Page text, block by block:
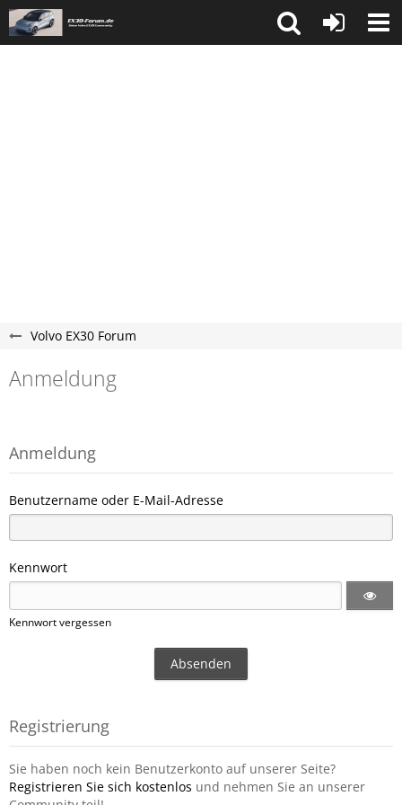
Volvo EX30 Forum
Anmeldung
Anmeldung
Benutzername oder E-Mail-Adresse
Kennwort
Kennwort vergessen
Registrierung
Sie haben noch kein Benutzerkonto auf unserer Seite?
Registrieren Sie sich kostenlos und nehmen Sie an unserer